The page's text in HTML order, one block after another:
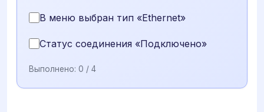
В меню выбран тип «Ethernet»
Статус соединения «Подключено»
Выполнено: 0 / 4